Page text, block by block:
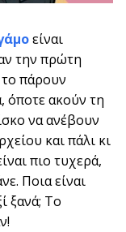
είναι
την πρώτη
πάρουν
όποτε ακούν τη
να ανέβουν
και πάλι κι
πιο τυχερά,
Ποια είναι
ξανά; Το